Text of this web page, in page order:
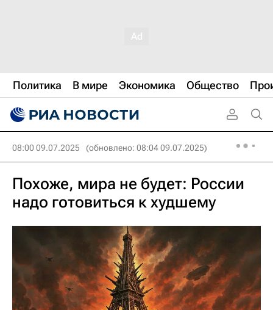
Политика В мире Экономика Общество
08:00 09.07.2025 (обновлено: 08:04 09.07.2025)
Похоже, мира не будет: России
надо готовиться к худшему